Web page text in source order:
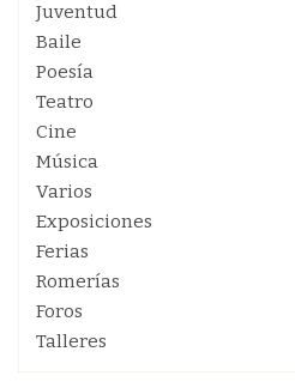
Juventud
Baile
Poesía
Teatro
Cine
Música
Varios
Exposiciones
Ferias
Romerías
Foros
Talleres